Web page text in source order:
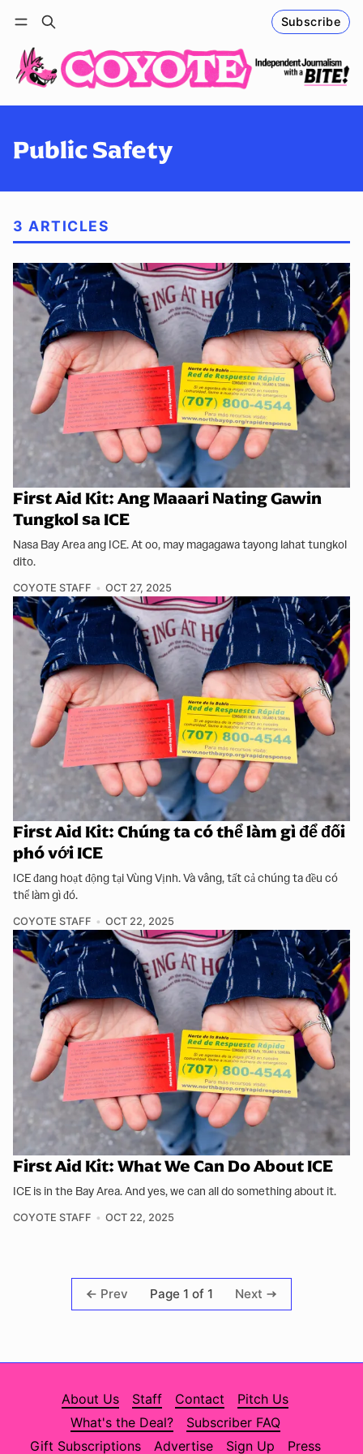
Subscribe
Log in Follow
Public Safety
3 ARTICLES
First Aid Kit: Ang Maaari Nating Gawin
Tungkol sa ICE
Nasa Bay Area ang ICE. At oo, may magagawa tayong lahat tungkol
dito.
COYOTE STAFF OCT 27, 2025
First Aid Kit: Chúng ta có thể làm gì để đối
phó với ICE
ICE đang hoạt động tại Vùng Vịnh. Và vâng, tất cả chúng ta đều có
thể làm gì đó.
COYOTE STAFF OCT 22, 2025
First Aid Kit: What We Can Do About ICE
ICE is in the Bay Area. And yes, we can all do something about it.
COYOTE STAFF OCT 22, 2025
Prev Page 1 of 1 Next
About Us Staff Contact
Pitch Us
What's the Deal?
Subscriber FAQ
Gift Subscriptions
Advertise Sign Up Press